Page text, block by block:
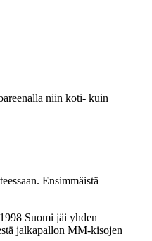
niin koti- kuin
Ensimmäistä
Suomi jäi yhden
jalkapallon MM-kisojen